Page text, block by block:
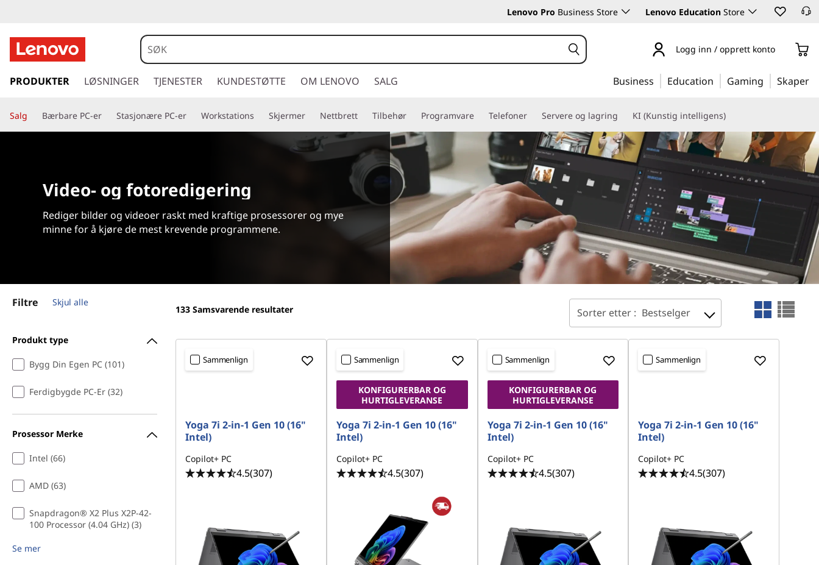
æ
b
a
Lenovo Pro Business Store Lenovo Education Store
å
l
h
d
Logg inn / opprett konto
PRODUKTER LØSNINGER TJENESTER KUNDESTØTTE OM LENOVO SALG Business Education Gaming Skaper
Salg Bærbare PC-er Stasjonære PC-er Workstations Skjermer Nettbrett Tilbehør Programvare Telefoner Servere og lagring KI (Kunstig intelligens)
Video- og fotoredigering
Rediger bilder og videoer raskt med kraftige prosessorer og mye
minne for å kjøre de mest krevende programmene.
Filtre Skjul alle
Produkt type
Bygg Din Egen PC (101)
Ferdigbygde PC-Er (32)
Prosessor Merke
Intel (66)
AMD (63)
Snapdragon® X2 Plus X2P-42-
100 Processor (4.04 GHz) (3)
Se mer
133 Samsvarende resultater Sorter etter : Bestselger
Sammenlign
Yoga 7i 2-in-1 Gen 10 (16"
Intel)
Copilot+ PC
4.5(307)
Sammenlign
KONFIGURERBAR OG
HURTIGLEVERANSE
Yoga 7i 2-in-1 Gen 10 (16"
Intel)
Copilot+ PC
4.5(307)
Sammenlign
KONFIGURERBAR OG
HURTIGLEVERANSE
Yoga 7i 2-in-1 Gen 10 (16"
Intel)
Copilot+ PC
4.5(307)
Sammenlign
Yoga 7i 2-in-1 Gen 10 (16"
Intel)
Copilot+ PC
4.5(307)